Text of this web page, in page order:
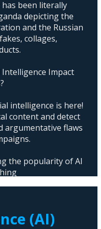
been literally
depicting the
and the Russian
collages,
Impact
intelligence is here!
content and detect
argumentative flaws
the popularity of AI
(AI)